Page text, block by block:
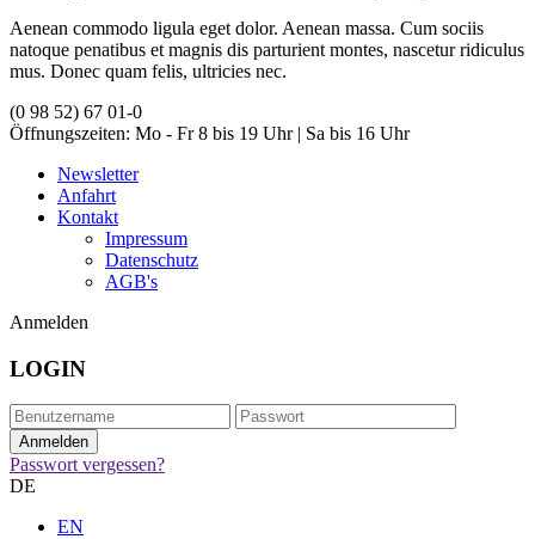
Aenean commodo ligula eget dolor. Aenean massa. Cum sociis
natoque penatibus et magnis dis parturient montes, nascetur ridiculus
mus. Donec quam felis, ultricies nec.
(0 98 52) 67 01-0
Öffnungszeiten: Mo - Fr 8 bis 19 Uhr | Sa bis 16 Uhr
Newsletter
Anfahrt
Kontakt
Impressum
Datenschutz
AGB's
Anmelden
LOGIN
Passwort vergessen?
DE
EN